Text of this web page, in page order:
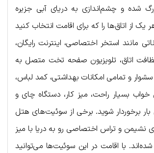
شده و چشم‌اندازی به دریای آبی جزیره
یک از اتاق‌ها را که برای اقامت انتخاب کنید
مانند استخر اختصاصی، اینترنت رایگان،
اتاق، تلویزیون صفحه تخت متصل به
سشوار و تمامی امکانات بهداشتی، کمد لباس،
بسیار راحت، میز کار، دستگاه چای و
بار برخوردار شوید. برخی از سوئیت‌های هتل
نشیمن و تراس اختصاصی رو به دریا با میز
با اقامت در این سوئیت‌ها می‌توانید